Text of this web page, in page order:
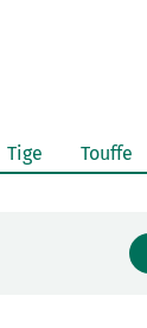
Tige Touffe